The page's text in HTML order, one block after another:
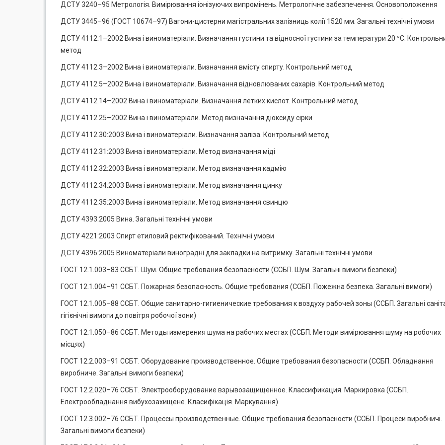
ДСТУ 3240–95 Метрологія. Вимірювання іонізуючих випромінень. Метрологічне забезпечення. Основоположення
ДСТУ 3445–96 (ГОСТ 10674–97) Вагони-цистерни магістральних залізниць колії 1520 мм. Загальні технічні умови
ДСТУ 4112.1–2002 Вина і виноматеріали. Визначання густини та відносної густини за температури 20 °С.
метод
ДСТУ 4112.3–2002 Вина і виноматеріали. Визначання вмісту спирту. Контрольний метод
ДСТУ 4112.5–2002 Вина і виноматеріали. Визначання відновлюваних сахарів. Контрольний метод
ДСТУ 4112.14–2002 Вина і виноматеріали. Визначання летких кислот. Контрольний метод
ДСТУ 4112.25–2002 Вина і виноматеріали. Метод визначання діоксиду сірки
ДСТУ 4112.30:2003 Вина і виноматеріали. Визначання заліза. Контрольний метод
ДСТУ 4112.31:2003 Вина і виноматеріали. Метод визначання міді
ДСТУ 4112.32:2003 Вина і виноматеріали. Метод визначання кадмію
ДСТУ 4112.34:2003 Вина і виноматеріали. Метод визначання цинку
ДСТУ 4112.35:2003 Вина і виноматеріали. Метод визначання свинцю
ДСТУ 4393:2005 Вина. Загальні технічні умови
ДСТУ 4221:2003 Спирт етиловий ректифікований. Технічні умови
ДСТУ 4396:2005 Виноматеріали виноградні для закладки на витримку. Загальні технічні умови
ГОСТ 12.1.003–83 ССБТ. Шум. Общие требования безопасности (ССБП. Шум. Загальні вимоги безпеки)
ГОСТ 12.1.004–91 ССБТ. Пожарная безопасность. Общие требования (ССБП. Пожежна безпека. Загальні вимоги)
ГОСТ 12.1.005–88 ССБТ. Общие санитарно-гигиенические требования к воздуху рабочей зоны (ССБП. Загальні
гігієнічні вимоги до повітря робочої зони)
ГОСТ 12.1.050–86 ССБТ. Методы измерения шума на рабочих местах (ССБП. Методи вимірювання шуму на робочих
місцях)
ГОСТ 12.2.003–91 ССБТ. Оборудование производственное. Общие требования безопасности (ССБП. Обладнання
виробниче. Загальні вимоги безпеки)
ГОСТ 12.2.020–76 ССБТ. Электрооборудование взрывозащищенное. Классификация. Маркировка (ССБП.
Електрообладнання вибухозахищене. Класифікація. Маркування)
ГОСТ 12.3.002–76 ССБТ. Процессы производственные. Общие требования безопасности (ССБП. Процеси виробничі.
Загальні вимоги безпеки)